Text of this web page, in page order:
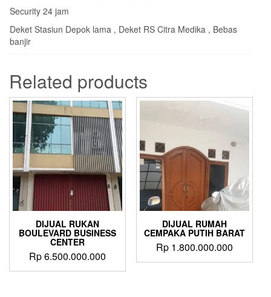
Security 24 jam
Deket Stasiun Depok lama , Deket RS Citra Medika , Bebas
banjir
Related products
DIJUAL RUKAN
BOULEVARD BUSINESS
CENTER
Rp6.500.000.000
DIJUAL RUMAH
CEMPAKA PUTIH BARAT
Rp1.800.000.000